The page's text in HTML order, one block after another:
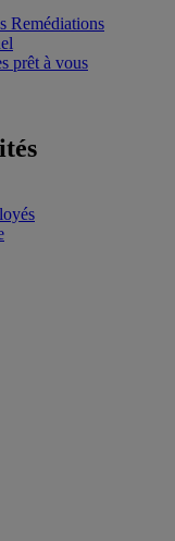
Remédiations
prêt à vous